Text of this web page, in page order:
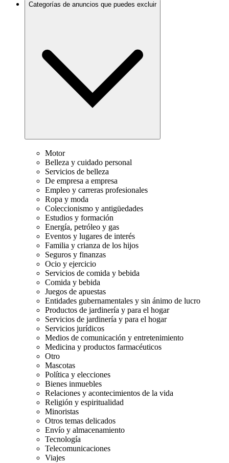
Categorías de anuncios que puedes excluir
Motor
Belleza y cuidado personal
Servicios de belleza
De empresa a empresa
Empleo y carreras profesionales
Ropa y moda
Coleccionismo y antigüedades
Estudios y formación
Energía, petróleo y gas
Eventos y lugares de interés
Familia y crianza de los hijos
Seguros y finanzas
Ocio y ejercicio
Servicios de comida y bebida
Comida y bebida
Juegos de apuestas
Entidades gubernamentales y sin ánimo de lucro
Productos de jardinería y para el hogar
Servicios de jardinería y para el hogar
Servicios jurídicos
Medios de comunicación y entretenimiento
Medicina y productos farmacéuticos
Otro
Mascotas
Política y elecciones
Bienes inmuebles
Relaciones y acontecimientos de la vida
Religión y espiritualidad
Minoristas
Otros temas delicados
Envío y almacenamiento
Tecnología
Telecomunicaciones
Viajes